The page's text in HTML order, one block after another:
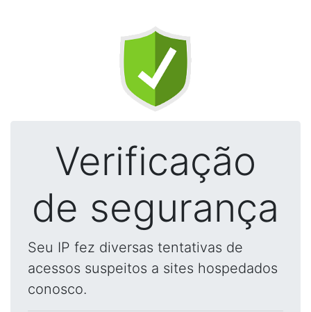
Verificação
de segurança
Seu IP fez diversas tentativas de
acessos suspeitos a sites hospedados
conosco.